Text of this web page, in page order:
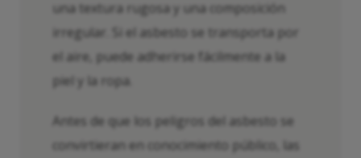
una textura rugosa y una composición
irregular. Si el asbesto se transporta por
el aire, puede adherirse fácilmente a la
piel y la ropa.
Antes de que los peligros del asbesto se
convirtieran en conocimiento público, las